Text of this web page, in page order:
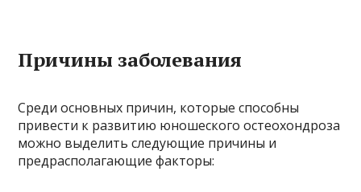
Причины заболевания
Среди основных причин, которые способны
привести к развитию юношеского остеохондроза
можно выделить следующие причины и
предрасполагающие факторы: